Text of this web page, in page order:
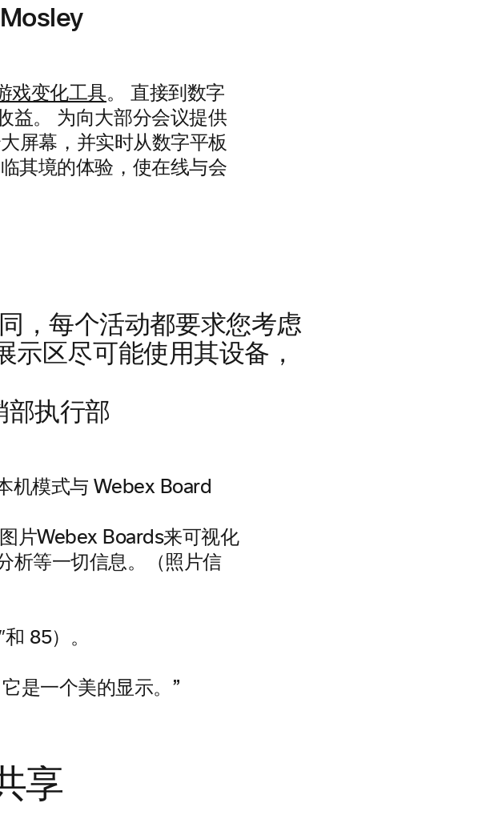
戏变化工具。 直接到数字
益。 为向大部分会议提供
屏幕，并实时从数字平板
其境的体验，使在线与会
，每个活动都要求您考虑
区尽可能使用其设备，
执行部
片Webex Boards来可视化
析等一切信息。（照片信
85）。
是一个美的显示。”
享